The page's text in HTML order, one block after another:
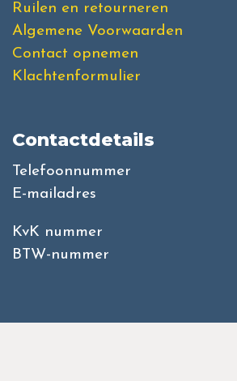
Ruilen en retourneren
Algemene Voorwaarden
Contact opnemen
Klachtenformulier
Contactdetails
Telefoonnummer
E-mailadres
KvK nummer
BTW-nummer